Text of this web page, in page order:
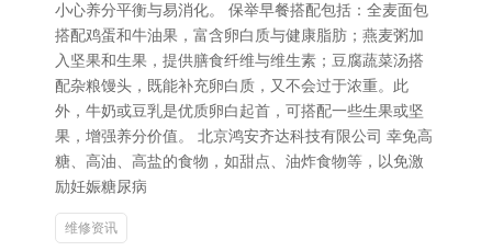
小心养分平衡与易消化。 保举早餐搭配包括：全麦面包
搭配鸡蛋和牛油果，富含卵白质与健康脂肪；燕麦粥加
入坚果和生果，提供膳食纤维与维生素；豆腐蔬菜汤搭
配杂粮馒头，既能补充卵白质，又不会过于浓重。此
外，牛奶或豆乳是优质卵白起首，可搭配一些生果或坚
果，增强养分价值。 北京鸿安齐达科技有限公司 幸免高
糖、高油、高盐的食物，如甜点、油炸食物等，以免激
励妊娠糖尿病
维修资讯